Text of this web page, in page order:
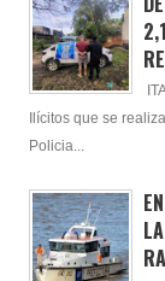
Ilícitos que se
Policia...